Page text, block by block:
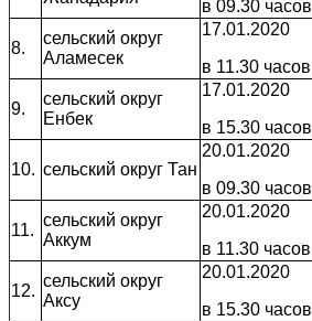
в 09.30 часов
8.
сельский округ
Аламесек
17.01.2020
в 11.30 часов
9.
сельский округ
Енбек
17.01.2020
в 15.30 часов
10. сельский округ Тан
20.01.2020
в 09.30 часов
11.
сельский округ
Аккум
20.01.2020
в 11.30 часов
12.
сельский округ
Аксу
20.01.2020
в 15.30 часов